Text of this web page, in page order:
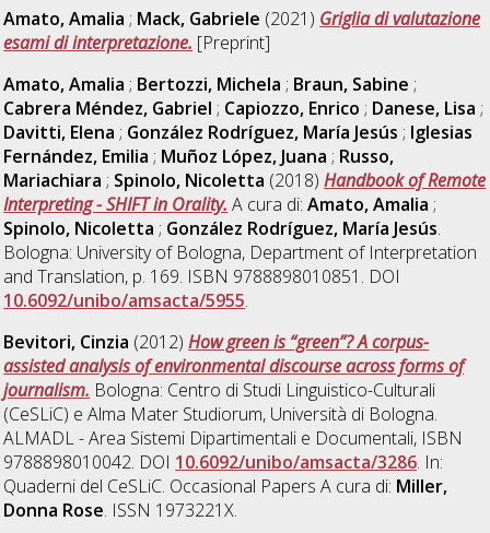
Amato, Amalia ; Mack, Gabriele (2021) Griglia di valutazione
esami di interpretazione. [Preprint]
Amato, Amalia ; Bertozzi, Michela ; Braun, Sabine ;
Cabrera Méndez, Gabriel ; Capiozzo, Enrico ; Danese, Lisa ;
Davitti, Elena ; González Rodríguez, María Jesús ; Iglesias
Fernández, Emilia ; Muñoz López, Juana ; Russo,
Mariachiara ; Spinolo, Nicoletta (2018)Handbook of Remote
Interpreting - SHIFT in Orality. A cura di:Amato, Amalia ;
Spinolo, Nicoletta ; González Rodríguez, María Jesús.
Bologna: University of Bologna, Department of Interpretation
and Translation, p. 169. ISBN 9788898010851. DOI
10.6092/unibo/amsacta/5955.
Bevitori, Cinzia (2012)How green is “green”? A corpus-
assisted analysis of environmental discourse across forms of
journalism. Bologna: Centro di Studi Linguistico-Culturali
(CeSLiC) e Alma Mater Studiorum, Università di Bologna.
ALMADL - Area Sistemi Dipartimentali e Documentali, ISBN
9788898010042. DOI 10.6092/unibo/amsacta/3286. In:
Quaderni del CeSLiC. Occasional Papers A cura di: Miller,
Donna Rose. ISSN 1973221X.